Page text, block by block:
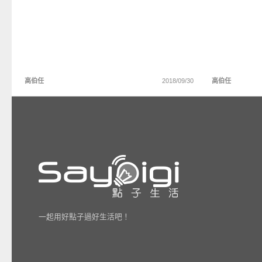
高伯任 2018/09/30 高伯任
一起用好點子過好生活吧！